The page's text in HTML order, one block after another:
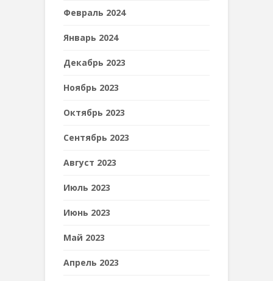
Февраль 2024
Январь 2024
Декабрь 2023
Ноябрь 2023
Октябрь 2023
Сентябрь 2023
Август 2023
Июль 2023
Июнь 2023
Май 2023
Апрель 2023